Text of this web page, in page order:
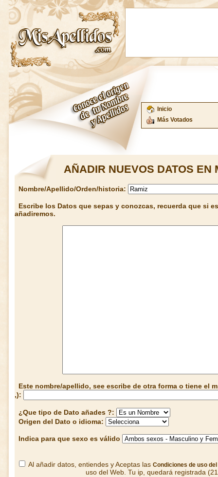
Inicio
Más Votados
AÑADIR NUEVOS DATOS EN
Nombre/Apellido/Orden/historia:
Escribe los Datos que sepas y conozcas, recuerda que si
añadiremos.
Este nombre/apellido, see escribe de otra forma o tiene el
,):
¿Que tipo de Dato añades ?:
Origen del Dato o idioma:
Indica para que sexo es válido
Al añadir datos, entiendes y Aceptas las Condiciones de uso del
uso del Web. Tu ip, quedará registrada